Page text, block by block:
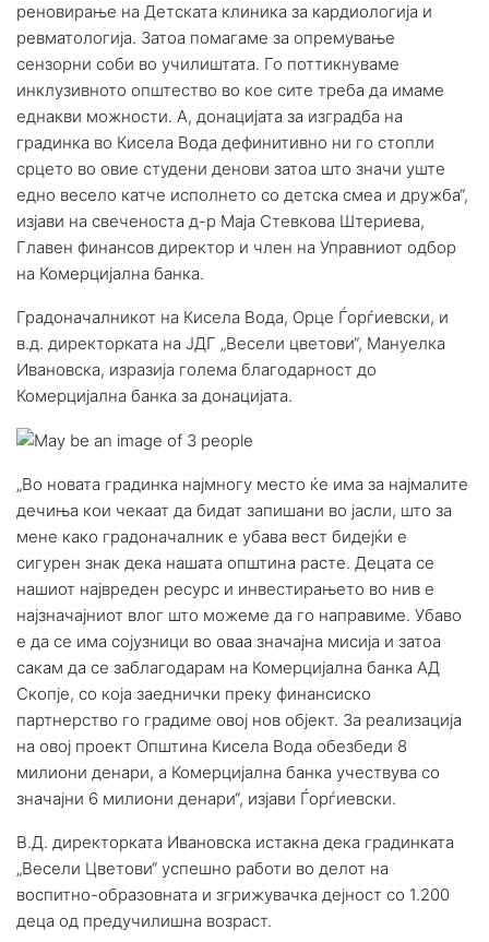
реновирање на Детската клиника за кардиологија и
ревматологија. Затоа помагаме за опремување
сензорни соби во училиштата. Го поттикнуваме
инклузивното општество во кое сите треба да имаме
еднакви можности. А, донацијата за изградба на
градинка во Кисела Вода дефинитивно ни го стопли
срцето во овие студени денови затоа што значи уште
едно весело катче исполнето со детска смеа и дружба“,
изјави на свеченоста д-р Маја Стевкова Штериева,
Главен финансов директор и член на Управниот одбор
на Комерцијална банка.
Градоначалникот на Кисела Вода, Орце Ѓорѓиевски, и
в.д. директорката на ЈДГ „Весели цветови“, Мануелка
Ивановска, изразија голема благодарност до
Комерцијална банка за донацијата.
„Во новата градинка најмногу место ќе има за најмалите
дечиња кои чекаат да бидат запишани во јасли, што за
мене како градоначалник е убава вест бидејќи е
сигурен знак дека нашата општина расте. Децата се
нашиот највреден ресурс и инвестирањето во нив е
најзначајниот влог што можеме да го направиме. Убаво
е да се има сојузници во оваа значајна мисија и затоа
сакам да се заблагодарам на Комерцијална банка АД
Скопје, со која заеднички преку финансиско
партнерство го градиме овој нов објект. За реализација
на овој проект Општина Кисела Вода обезбеди 8
милиони денари, а Комерцијална банка учествува со
значајни 6 милиони денари“, изјави Ѓорѓиевски.
В.Д. директорката Ивановска истакна дека градинката
„Весели Цветови“ успешно работи во делот на
воспитно-образовната и згрижувачка дејност со 1.200
деца од предучилишна возраст.